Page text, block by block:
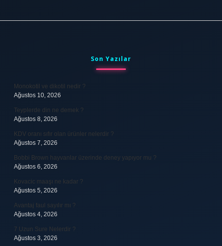
Son Yazılar
Monokotil ve dikotil nedir ?
Ağustos 10, 2026
Teyplerde din ne demek ?
Ağustos 8, 2026
KDV oranı sıfır olan ürünler nelerdir ?
Ağustos 7, 2026
Bobbi Brown hayvanlar üzerinde deney yapıyor mu ?
Ağustos 6, 2026
Kovacic maaşı ne kadar ?
Ağustos 5, 2026
Avantaj faul sayılır mı ?
Ağustos 4, 2026
7 Uzun Sure Nelerdir ?
Ağustos 3, 2026